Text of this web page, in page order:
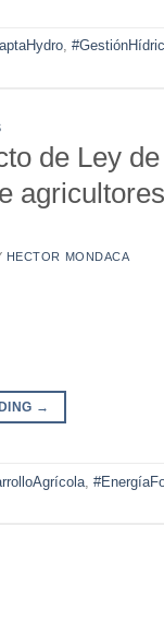
,
de Ley
agricultores
HECTOR MONDACA
→